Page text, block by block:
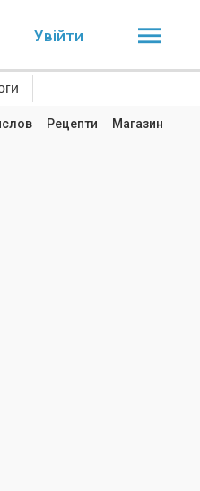
Увійти
Рецепти Магазин